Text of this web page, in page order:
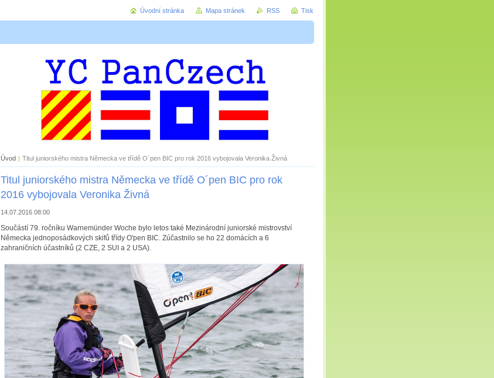
Úvod | Titul juniorského mistra Německa ve třídě O´pen BIC pro rok 2016 vybojovala Veronika Živná
Titul juniorského mistra Německa ve třídě O´pen BIC pro rok
2016 vybojovala Veronika Živná
14.07.2016 08:00
Součástí 79. ročníku Warnemünder Woche bylo letos také Mezinárodní juniorské mistrovství
Německa jednoposádkových skifů třídy O'pen BIC. Zúčastnilo se ho 22 domácích a 6
zahraničních účastníků (2 CZE, 2 SUI a 2 USA).
Úvodní stránka Mapa stránek RSS Tisk